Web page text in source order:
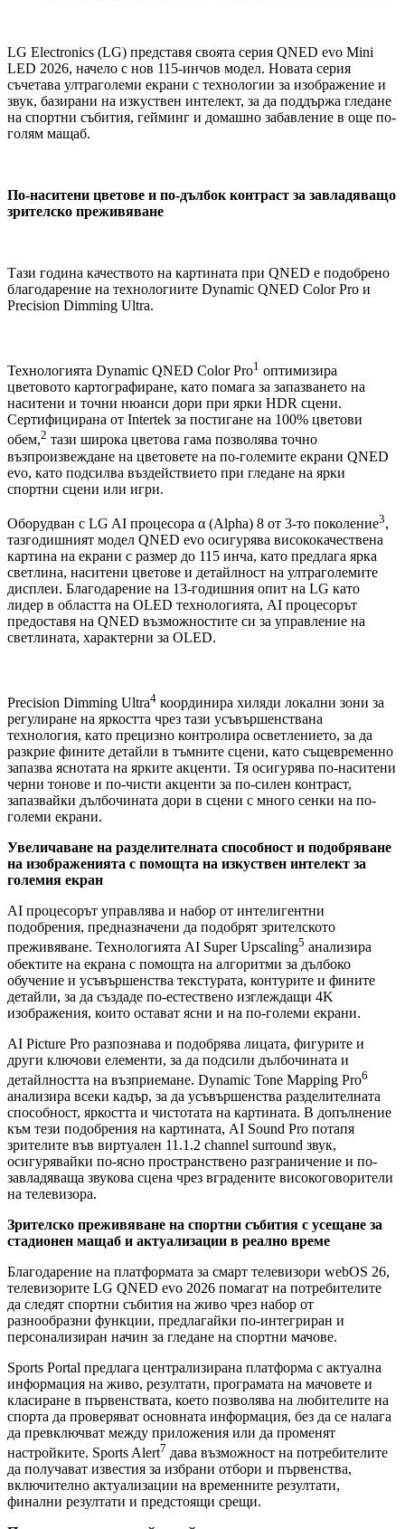
LG Electronics (LG) представя своята серия QNED evo Mini
LED 2026, начело с нов 115-инчов модел. Новата серия
съчетава ултраголеми екрани с технологии за изображение и
звук, базирани на изкуствен интелект, за да поддържа гледане
на спортни събития, гейминг и домашно забавление в още по-
голям мащаб.
По-наситени цветове и по-дълбок контраст за завладяващо
зрителско преживяване
Тази година качеството на картината при QNED е подобрено
благодарение на технологиите Dynamic QNED Color Pro и
Precision Dimming Ultra.
Технологията Dynamic QNED Color Pro1 оптимизира
цветовото картографиране, като помага за запазването на
наситени и точни нюанси дори при ярки HDR сцени.
Сертифицирана от Intertek за постигане на 100% цветови
обем,2 тази широка цветова гама позволява точно
възпроизвеждане на цветовете на по-големите екрани QNED
evo, като подсилва въздействието при гледане на ярки
спортни сцени или игри.
Оборудван с LG AI процесора α (Alpha) 8 от 3-то поколение3,
тазгодишният модел QNED evo осигурява висококачествена
картина на екрани с размер до 115 инча, като предлага ярка
светлина, наситени цветове и детайлност на ултраголемите
дисплеи. Благодарение на 13-годишния опит на LG като
лидер в областта на OLED технологията, AI процесорът
предоставя на QNED възможностите си за управление на
светлината, характерни за OLED.
Precision Dimming Ultra4 координира хиляди локални зони за
регулиране на яркостта чрез тази усъвършенствана
технология, като прецизно контролира осветлението, за да
разкрие фините детайли в тъмните сцени, като същевременно
запазва яснотата на ярките акценти. Тя осигурява по-наситени
черни тонове и по-чисти акценти за по-силен контраст,
запазвайки дълбочината дори в сцени с много сенки на по-
големи екрани.
Увеличаване на разделителната способност и подобряване
на изображенията с помощта на изкуствен интелект за
големия екран
AI процесорът управлява и набор от интелигентни
подобрения, предназначени да подобрят зрителското
преживяване. Технологията AI Super Upscaling5 анализира
обектите на екрана с помощта на алгоритми за дълбоко
обучение и усъвършенства текстурата, контурите и фините
детайли, за да създаде по-естествено изглеждащи 4K
изображения, които остават ясни и на по-големи екрани.
AI Picture Pro разпознава и подобрява лицата, фигурите и
други ключови елементи, за да подсили дълбочината и
детайлността на възприемане. Dynamic Tone Mapping Pro6
анализира всеки кадър, за да усъвършенства разделителната
способност, яркостта и чистотата на картината. В допълнение
към тези подобрения на картината, AI Sound Pro потапя
зрителите във виртуален 11.1.2 channel surround звук,
осигурявайки по-ясно пространствено разграничение и по-
завладяваща звукова сцена чрез вградените високоговорители
на телевизора.
Зрителско преживяване на спортни събития с усещане за
стадионен мащаб и актуализации в реално време
Благодарение на платформата за смарт телевизори webOS 26,
телевизорите LG QNED evo 2026 помагат на потребителите
да следят спортни събития на живо чрез набор от
разнообразни функции, предлагайки по-интегриран и
персонализиран начин за гледане на спортни мачове.
Sports Portal предлага централизирана платформа с актуална
информация на живо, резултати, програмата на мачовете и
класиране в първенствата, което позволява на любителите на
спорта да проверяват основната информация, без да се налага
да превключват между приложения или да променят
настройките. Sports Alert7 дава възможност на потребителите
да получават известия за избрани отбори и първенства,
включително актуализации на временните резултати,
финални резултати и предстоящи срещи.